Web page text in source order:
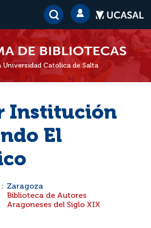
Universidad Católica de Salta
Institución
El
Zaragoza
Biblioteca de Autores
Aragoneses del Siglo XIX